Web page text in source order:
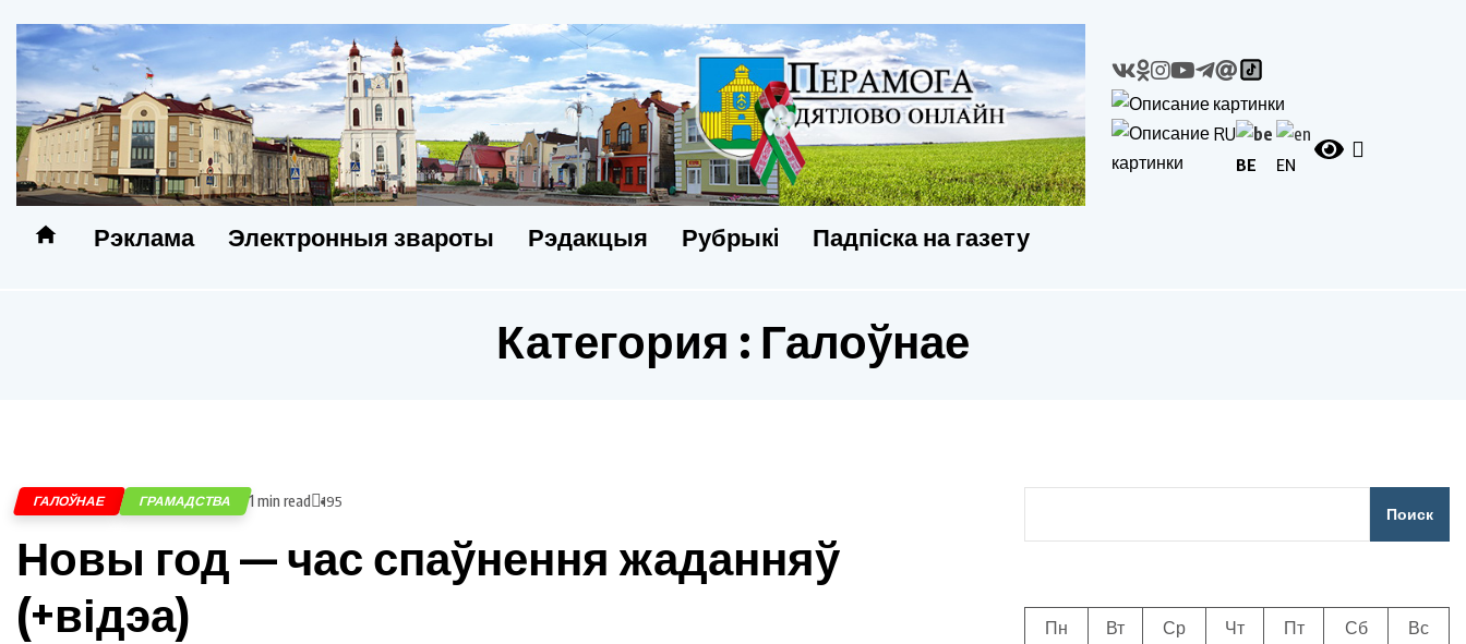
Рэклама Электронныя звароты Рэдакцыя Рубрыкi Падпіска на газету
RU
BE EN
Категория : Галоўнае
ГАЛОЎНАЕ ГРАМАДСТВА 1 min read 195
Новы год — час спаўнення жаданняў
(+відэа)
Поиск
Пн Вт Ср Чт Пт Сб
Вс